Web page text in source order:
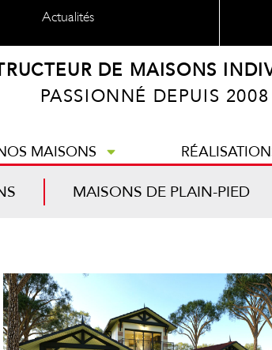
Actualités
DE MAISONS
PASSIONNÉ DEPUIS 2008
MAISONS
MAISONS DE PLAIN-PIED